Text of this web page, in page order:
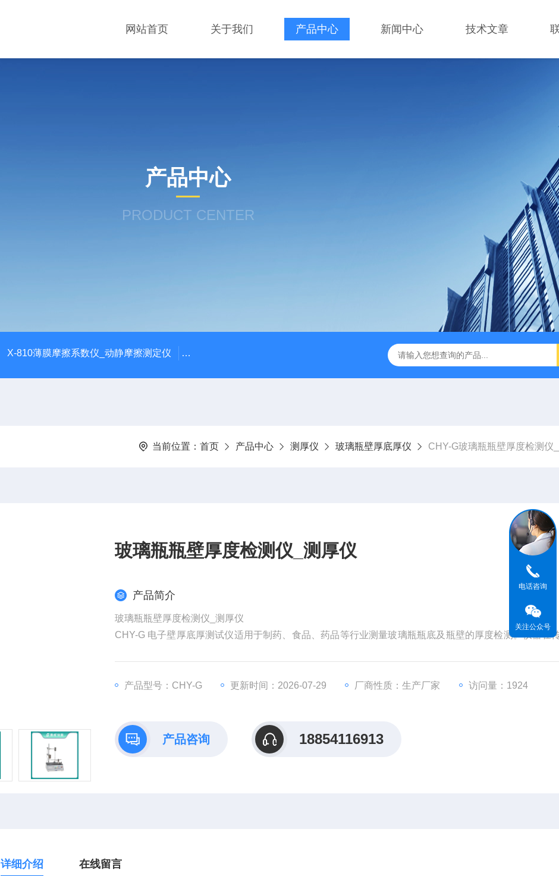
网站首页 关于我们 产品中心 新闻中心 技术文章
产品中心
PRODUCT CENTER
X-810薄膜摩擦系数仪_动静摩擦测定仪 SCK-H玻璃瓶耐热冲击检测仪 赛成仪器 密封测漏仪 密封检测设备
当前位置： 首页 产品中心 测厚仪 玻璃瓶壁厚底厚仪 CHY-G玻璃瓶瓶壁厚度检测仪
玻璃瓶瓶壁厚度检测仪_测厚仪
产品简介
玻璃瓶瓶壁厚度检测仪_测厚仪
CHY-G 电子壁厚底厚测试仪适用于制药、食品、药品等行业测量玻璃瓶瓶底及瓶壁的厚度检测。仪器在
产品型号：CHY-G 更新时间：2026-07-29 厂商性质：生产厂家 访问量：1924
产品咨询 18854116913
详细介绍 在线留言
电话咨询
关注公众号